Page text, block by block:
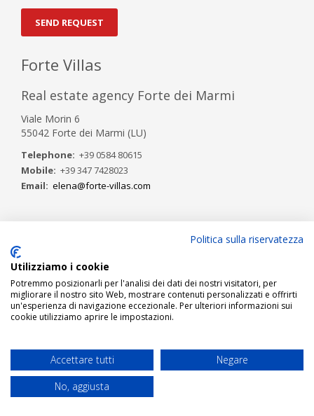
SEND REQUEST
Forte Villas
Real estate agency Forte dei Marmi
Viale Morin 6
55042 Forte dei Marmi (LU)
Telephone: +39 0584 80615
Mobile: +39 347 7428023
Email: elena@forte-villas.com
SIMILAR PROPERTIES
Politica sulla riservatezza
Utilizziamo i cookie
Potremmo posizionarli per l'analisi dei dati dei nostri visitatori, per
migliorare il nostro sito Web, mostrare contenuti personalizzati e offrirti
un'esperienza di navigazione eccezionale. Per ulteriori informazioni sui
cookie utilizziamo aprire le impostazioni.
Accettare tutti
Negare
No, aggiusta